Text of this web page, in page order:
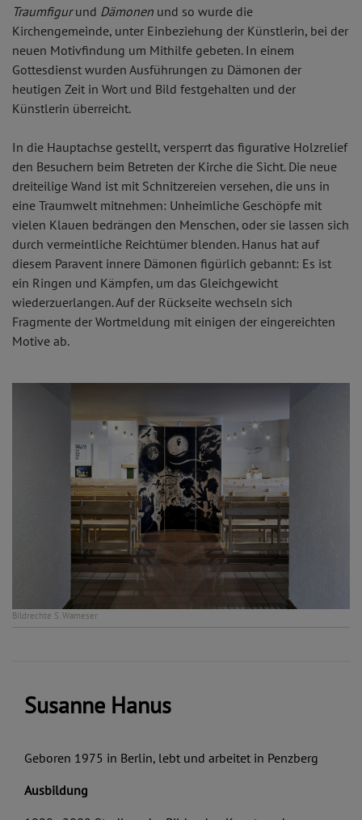
Traumfigurund Dämonen und so wurde die
Kirchengemeinde, unter Einbeziehung der Künstlerin, bei der
neuen Motivfindung um Mithilfe gebeten. In einem
Gottesdienst wurden Ausführungen zu Dämonen der
heutigen Zeit in Wort und Bild festgehalten und der
Künstlerin überreicht.
In die Hauptachse gestellt, versperrt das figurative Holzrelief
den Besuchern beim Betreten der Kirche die Sicht. Die neue
dreiteilige Wand ist mit Schnitzereien versehen, die uns in
eine Traumwelt mitnehmen: Unheimliche Geschöpfe mit
vielen Klauen bedrängen den Menschen, oder sie lassen sich
durch vermeintliche Reichtümer blenden. Hanus hat auf
diesem Paravent innere Dämonen figürlich gebannt: Es ist
ein Ringen und Kämpfen, um das Gleichgewicht
wiederzuerlangen. Auf der Rückseite wechseln sich
Fragmente der Wortmeldung mit einigen der eingereichten
Motive ab.
Bildrechte S. Wameser
Susanne Hanus
Geboren 1975 in Berlin, lebt und arbeitet in Penzberg
Ausbildung